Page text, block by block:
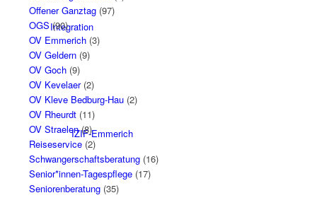
Integration
IZIF-Emmerich
Offener Ganztag(97)
OGS(90)
OV Emmerich(3)
OV Geldern(9)
OV Goch(9)
OV Kevelaer(2)
OV Kleve Bedburg-Hau(2)
OV Rheurdt(11)
OV Straelen(8)
Reiseservice(2)
Schwangerschaftsberatung(16)
Senior*innen-Tagespflege(17)
Seniorenberatung(35)